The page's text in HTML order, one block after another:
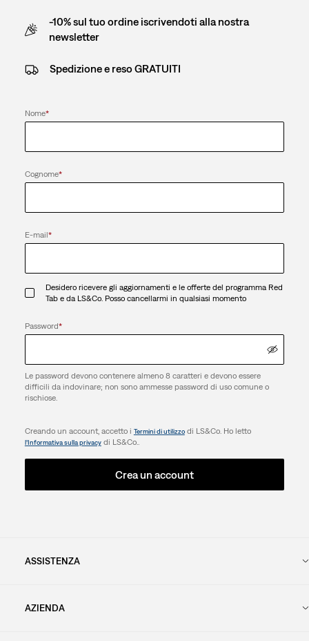
-10% sul tuo ordine iscrivendoti alla nostra
newsletter
Spedizione e reso GRATUITI
Nome*
Cognome*
E-mail*
Desidero ricevere gli aggiornamenti e le offerte del programma Red
Tab e da LS&Co. Posso cancellarmi in qualsiasi momento
Password*
Le password devono contenere almeno 8 caratteri e devono essere
difficili da indovinare; non sono ammesse password di uso comune o
rischiose.
Creando un account, accetto i Termini di utilizzodi LS&Co. Ho letto
l’Informativa sulla privacydi LS&Co..
Crea un account
ASSISTENZA
AZIENDA